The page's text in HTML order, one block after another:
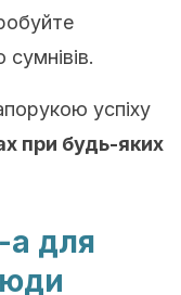
успіху
при будь-яких
а для